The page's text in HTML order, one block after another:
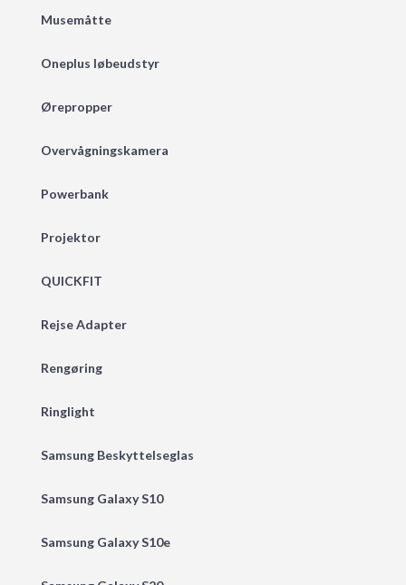
Musemåtte
Oneplus løbeudstyr
Ørepropper
Overvågningskamera
Powerbank
Projektor
QUICKFIT
Rejse Adapter
Rengøring
Ringlight
Samsung Beskyttelseglas
Samsung Galaxy S10
Samsung Galaxy S10e